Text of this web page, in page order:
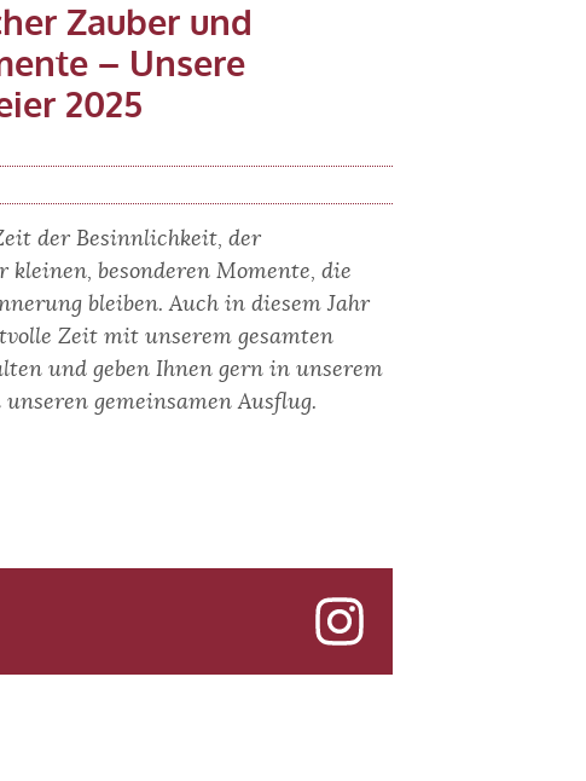
Zauber und
– Unsere
2025
der Besinnlichkeit, der
kleinen, besonderen Momente, die
bleiben. Auch in diesem Jahr
Zeit mit unserem gesamten
und geben Ihnen gern in unserem
gemeinsamen Ausflug.